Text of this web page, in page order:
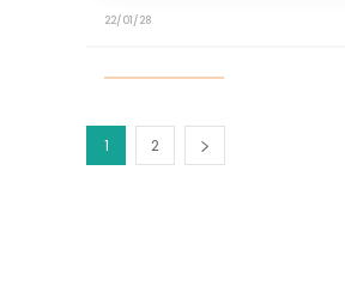
22/01/28
1 2